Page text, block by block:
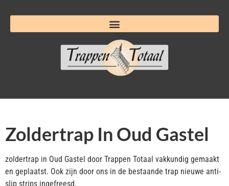
Zoldertrap In Oud Gastel
zoldertrap in Oud Gastel door Trappen Totaal vakkundig gemaakt
en geplaatst. Ook zijn door ons in de bestaande trap nieuwe anti-
slip strips ingefreesd.